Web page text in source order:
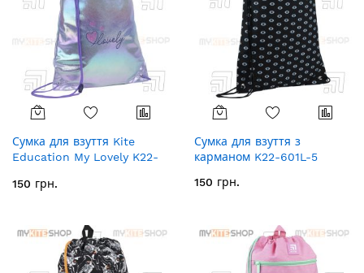
Сумка для взуття Kite
Education My Lovely K22-
150 грн.
Сумка для взуття з
карманом K22-601L-5
150 грн.